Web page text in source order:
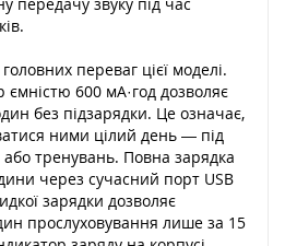
переваг цієї моделі.
600 мА·год дозволяє
без підзарядки. Це означає,
ними цілий день — під
тренувань. Повна зарядка
через сучасний порт USB
зарядки дозволяє
прослуховування лише за 15